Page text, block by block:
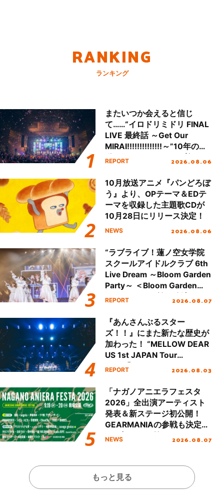
RANKING
ランキング
またいつか会えると信じ
て……“イロドリミドリ FINAL
LIVE 最終話 ～Get Our
MIRAI!!!!!!!!!!!!!!～”10年の活
動を経てファイナルを迎える
REPORT 2026.08.06
10月放送アニメ『パンどろぼ
う』より、OPテーマ＆EDテ
ーマを収録した主題歌CDが
10月28日にリリース決定！
NEWS 2026.08.06
“ラブライブ！蓮ノ空女学院
スクールアイドルクラブ 6th
Live Dream ～Bloom Garden
Party～ ＜Bloom Garden
Party Stage／埼玉公演＞”
REPORT 2026.08.07
『あんさんぶるスター
ズ！！』にまた新たな歴史が
加わった！ “MELLOW DEAR
US 1st JAPAN Tour
Final「NICE to meet YOU
ート!!
REPORT 2026.08.03
「ナガノアニエラフェスタ
2026」全出演アーティスト
発表＆新ステージ初公開！
GEARMANIAの参戦も決定
し、初となる第3ステージの
NEWS 2026.08.07
もっと見る